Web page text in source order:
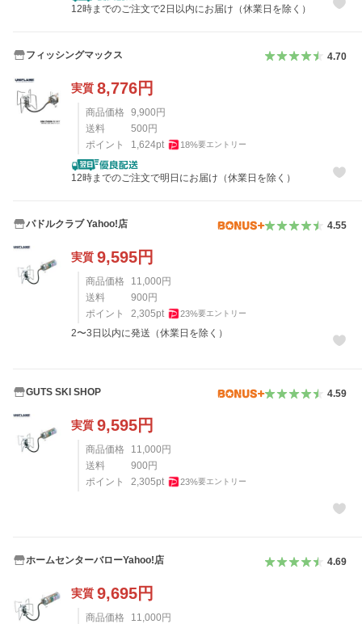
12時までのご注文で2日以内にお届け（休業日を除く）
フィッシングマックス 4.70
実質 8,776円
商品価格 9,900円
送料
500円
ポイント
1,624pt 18%要エントリー
12時までのご注文で明日にお届け（休業日を除く）
パドルクラブ Yahoo!店 4.55
実質 9,595円
商品価格 11,000 円
送料
900 円
ポイント
2,305pt 23%要エントリー
2〜3日以内に発送（休業日を除く）
GUTS SKI SHOP 4.59
実質 9,595円
商品価格 11,000 円
送料
900 円
ポイント
2,305pt 23%要エントリー
ホームセンターバローYahoo!店 4.69
実質 9,695円
商品価格 11,000 円